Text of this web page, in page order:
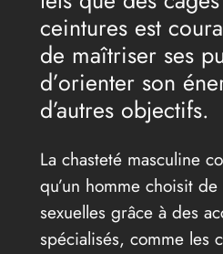
ceintures est
de maîtriser ses
d’orienter son
d’autres objectifs.
La chasteté masculine
qu’un homme choisit
sexuelles grâce à des
spécialisés, comme les